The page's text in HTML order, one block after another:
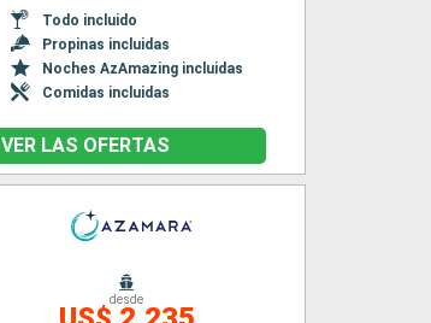
Todo incluido
Propinas incluidas
Noches AzAmazing incluidas
Comidas incluidas
VER LAS OFERTAS
desde